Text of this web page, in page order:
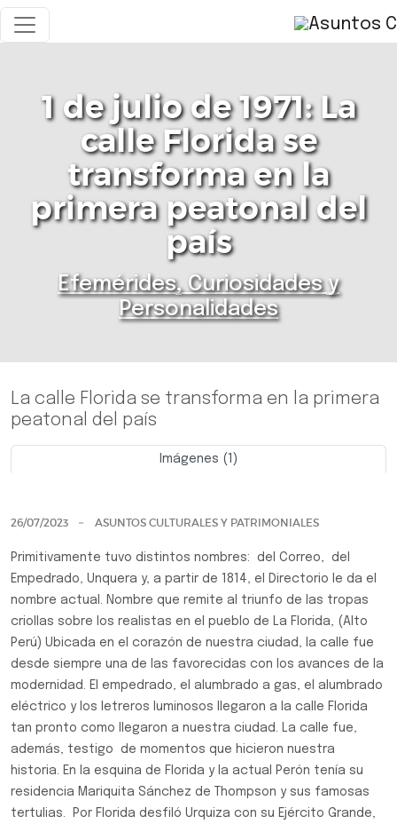
1 de julio de 1971: La
calle Florida se
transforma en la
primera peatonal del
país
Efemérides, Curiosidades y
Personalidades
La calle Florida se transforma en la primera
peatonal del país
Imágenes (1)
26/07/2023 ASUNTOS CULTURALES Y PATRIMONIALES
Primitivamente tuvo distintos nombres: del Correo, del
Empedrado, Unquera y, a partir de 1814, el Directorio le da el
nombre actual. Nombre que remite al triunfo de las tropas
criollas sobre los realistas en el pueblo de La Florida, (Alto
Perú) Ubicada en el corazón de nuestra ciudad, la calle fue
desde siempre una de las favorecidas con los avances de la
modernidad. El empedrado, el alumbrado a gas, el alumbrado
eléctrico y los letreros luminosos llegaron a la calle Florida
tan pronto como llegaron a nuestra ciudad. La calle fue,
además, testigo de momentos que hicieron nuestra
historia. En la esquina de Florida y la actual Perón tenía su
residencia Mariquita Sánchez de Thompson y sus famosas
tertulias. Por Florida desfiló Urquiza con su Ejército Grande,